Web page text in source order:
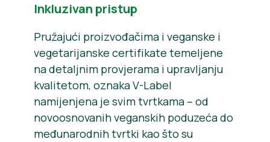
Inkluzivan pristup
Pružajući proizvođačima i veganske i
vegetarijanske certifikate temeljene
na detaljnim provjerama i upravljanju
kvalitetom, oznaka V-Label
namijenjena je svim tvrtkama – od
novoosnovanih veganskih poduzeća do
međunarodnih tvrtki kao što su